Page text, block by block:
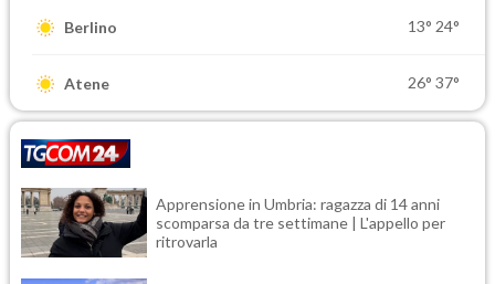
Berlino 13° 24°
Atene 26° 37°
Apprensione in Umbria: ragazza di 14 anni
scomparsa da tre settimane | L'appello per
ritrovarla